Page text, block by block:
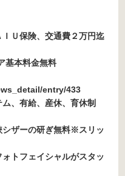
Ｕ保険、交通費２万円迄
基本料金無料
entry/433
、有給、産休、育休制
ザーの研ぎ無料※スリッ
トフェイシャルがスタッ